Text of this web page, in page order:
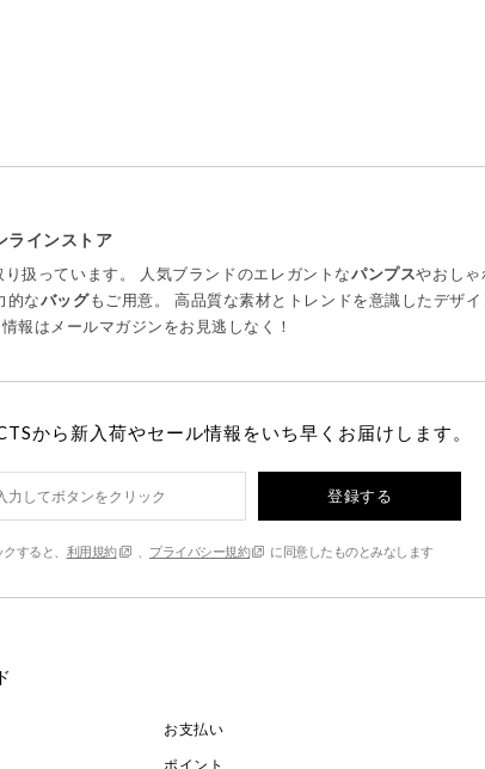
ラインストア
り扱っています。 人気ブランドのエレガントなパンプスやおしゃ
的なバッグもご用意。 高品質な素材とトレンドを意識したデザ
報はメールマガジンをお見逃しなく！
から新入荷やセール情報をいち早くお届けします。
登録する
すると、 利用規約 プライバシー規約 に同意したものとみなします
お支払い
ポイント